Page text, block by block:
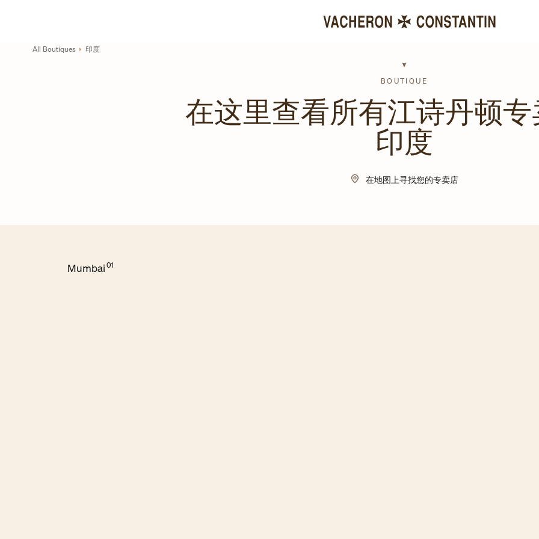
Return to Nav
All Boutiques 印度
BOUTIQUE
在这里查看所有江诗丹顿专
印度
在地图上寻找您的专卖店
Mumbai